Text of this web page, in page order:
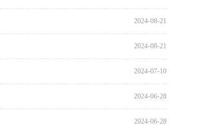
2024-08-21
2024-08-21
2024-07-10
2024-06-28
2024-06-28